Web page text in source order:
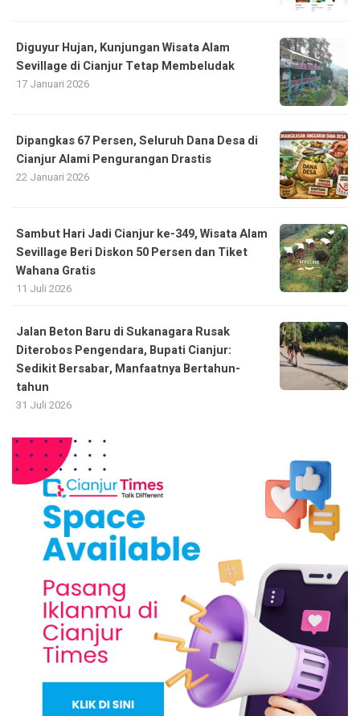
Diguyur Hujan, Kunjungan Wisata Alam
Sevillage di Cianjur Tetap Membeludak
17 Januari 2026
Dipangkas 67 Persen, Seluruh Dana Desa di
Cianjur Alami Pengurangan Drastis
22 Januari 2026
Sambut Hari Jadi Cianjur ke-349, Wisata Alam
Sevillage Beri Diskon 50 Persen dan Tiket
Wahana Gratis
11 Juli 2026
Jalan Beton Baru di Sukanagara Rusak
Diterobos Pengendara, Bupati Cianjur:
Sedikit Bersabar, Manfaatnya Bertahun-
tahun
31 Juli 2026